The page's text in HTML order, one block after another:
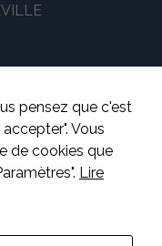
pensez que c'est
Vous
de cookies que
Lire